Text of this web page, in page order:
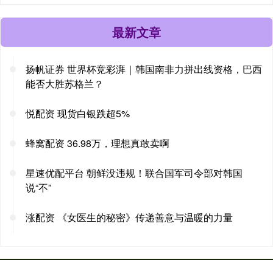
最新文章
扬帆证券 世界杯竞彩湃｜韩国南非力拼出线资格，巴西
能否大胜苏格兰？
悦配资 现货白银跌超5%
蜂窝配资 36.98万，理想真敢卖啊
星速优配平台 朝鲜没违规！联合国军司令部对韩国
说“不”
涨配资 《女医生的秘密》传递善意与温暖的力量